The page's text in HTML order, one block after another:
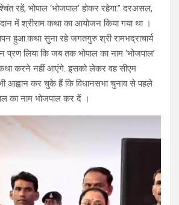
रहें, भोपाल ‘भोजपाल’ होकर रहेगा.” दरअसल,
में श्रीराम कथा का आयोजन किया गया था ।
हुआ.कथा सुना रहे जगतगुरु श्री रामभद्राचार्य
प्रण लिया कि जब तक भोपाल का नाम ‘भोजपाल’
कथा करने नहीं आएंगे. इसको लेकर वह सीएम
आह्वान कर चुके हैं कि विधानसभा चुनाव से पहले
का नाम भोजपाल कर दें ।